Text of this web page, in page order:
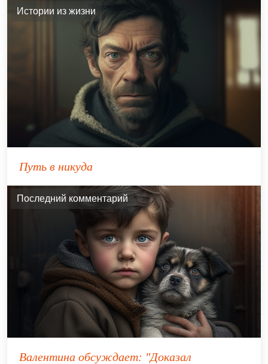
Истории из жизни
Путь в никуда
Последний комментарий
Валентина обсуждает: "Доказал